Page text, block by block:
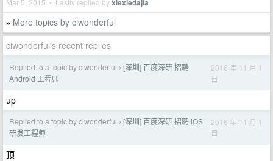
Mar 5, 2015 • Lastly replied byxiexiedajia
» More topics by ciwonderful
ciwonderful's recent replies
Replied to a topic by ciwonderful › [深圳] 百度深研 招聘
Android 工程师
2016 年 11 月 1
日
up
Replied to a topic by ciwonderful › [深圳] 百度深研 招聘 iOS
研发工程师
2016 年 11 月 1
日
顶